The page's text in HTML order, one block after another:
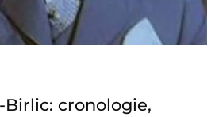
Birlic: cronologie,